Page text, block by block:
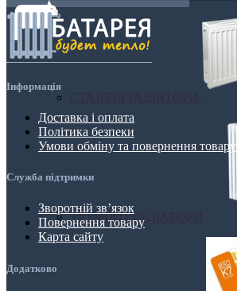
ТРУБЧАТІ РАДІАТОРИ
Інформація
Доставка і оплата
Політика безпеки
Умови обміну та повернення товару
Служба підтримки
Зворотній зв’язок
Повернення товару
Карта сайту
Додатково